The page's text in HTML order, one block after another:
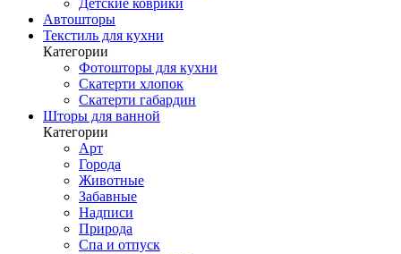
Детские коврики
Автошторы
Текстиль для кухни
Категории
Фотошторы для кухни
Скатерти хлопок
Скатерти габардин
Шторы для ванной
Категории
Арт
Города
Животные
Забавные
Надписи
Природа
Спа и отпуск